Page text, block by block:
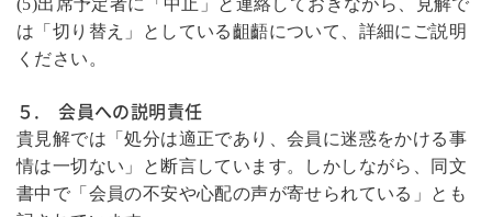
(5)出席予定者に「中止」と連絡しておきながら、見解で
は「切り替え」としている齟齬について、詳細にご説明
ください。
５. 会員への説明責任
貴見解では「処分は適正であり、会員に迷惑をかける事
情は一切ない」と断言しています。しかしながら、同文
書中で「会員の不安や心配の声が寄せられている」とも